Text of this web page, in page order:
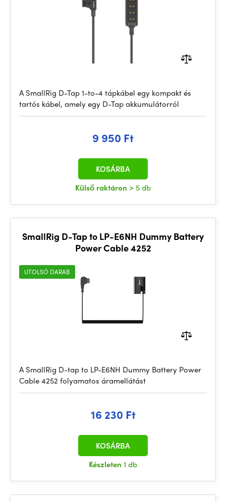
A SmallRig D-Tap 1-to-4 tápkábel egy kompakt és
tartós kábel, amely egy D-Tap akkumulátorról
9 950 Ft
Külső raktáron > 5 db
KOSÁRBA
SmallRig D-Tap to LP-E6NH Dummy Battery
Power Cable 4252
UTOLSÓ DARAB
A SmallRig D-tap to LP-E6NH Dummy Battery Power
Cable 4252 folyamatos áramellátást
16 230 Ft
Készleten 1 db
KOSÁRBA